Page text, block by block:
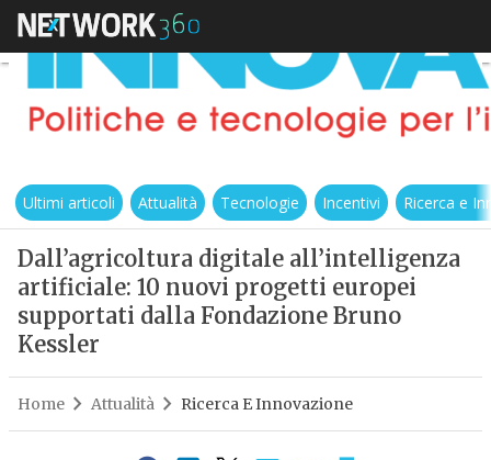
Ultimi articoli Attualità Tecnologie Incentivi Ricerca e
Dall’agricoltura digitale all’intelligenza
artificiale: 10 nuovi progetti europei
supportati dalla Fondazione Bruno
Kessler
Home Attualità Ricerca E Innovazione